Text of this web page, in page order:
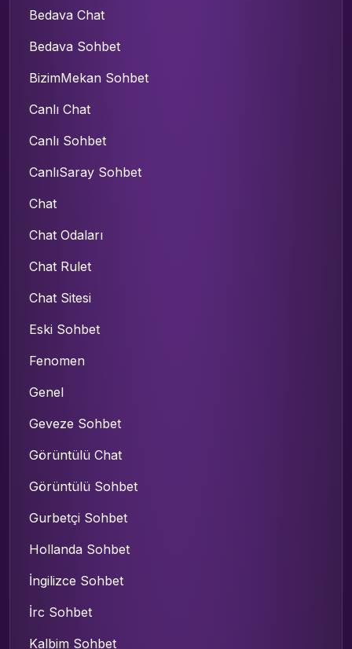
Bedava Chat
Bedava Sohbet
BizimMekan Sohbet
Canlı Chat
Canlı Sohbet
CanlıSaray Sohbet
Chat
Chat Odaları
Chat Rulet
Chat Sitesi
Eski Sohbet
Fenomen
Genel
Geveze Sohbet
Görüntülü Chat
Görüntülü Sohbet
Gurbetçi Sohbet
Hollanda Sohbet
İngilizce Sohbet
İrc Sohbet
Kalbim Sohbet